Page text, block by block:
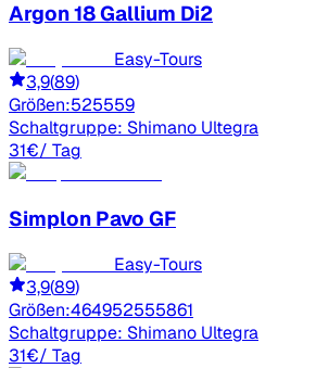
Argon 18Gallium Di2
Easy-Tours
3,9(89)
Größen:525559
Schaltgruppe: Shimano Ultegra
31€/ Tag
Simplon Pavo GF
Easy-Tours
3,9(89)
Größen:464952555861
Schaltgruppe: Shimano Ultegra
31€/ Tag